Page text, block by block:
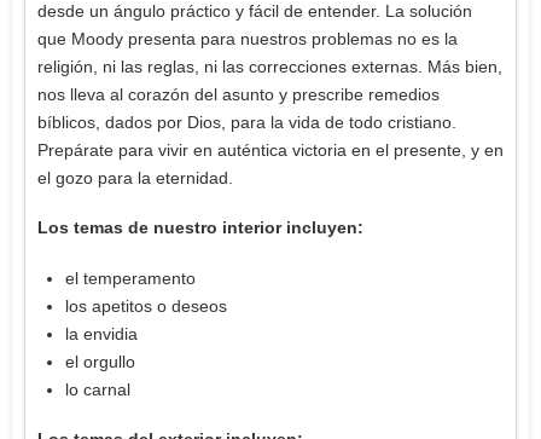
desde un ángulo práctico y fácil de entender. La solución
que Moody presenta para nuestros problemas no es la
religión, ni las reglas, ni las correcciones externas. Más bien,
nos lleva al corazón del asunto y prescribe remedios
bíblicos, dados por Dios, para la vida de todo cristiano.
Prepárate para vivir en auténtica victoria en el presente, y en
el gozo para la eternidad.
Los temas de nuestro interior incluyen:
el temperamento
los apetitos o deseos
la envidia
el orgullo
lo carnal